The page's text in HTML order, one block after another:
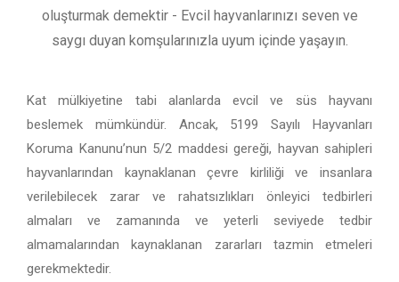
oluşturmak demektir - Evcil hayvanlarınızı seven ve
saygı duyan komşularınızla uyum içinde yaşayın.
Kat mülkiyetine tabi alanlarda evcil ve süs hayvanı
beslemek mümkündür. Ancak, 5199 Sayılı Hayvanları
Koruma Kanunu’nun 5/2 maddesi gereği, hayvan sahipleri
hayvanlarından kaynaklanan çevre kirliliği ve insanlara
verilebilecek zarar ve rahatsızlıkları önleyici tedbirleri
almaları ve zamanında ve yeterli seviyede tedbir
almamalarından kaynaklanan zararları tazmin etmeleri
gerekmektedir.